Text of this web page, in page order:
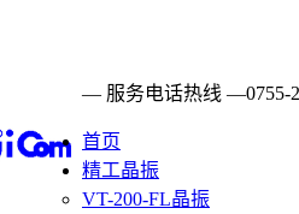
— 服务电话热线 —0755-
首页
精工晶振
VT-200-FL晶振